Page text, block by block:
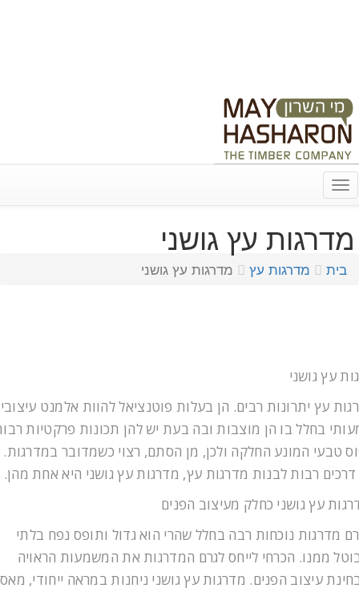
Toggle
navigation
מדרגות עץ גושני
בית מדרגות עץ מדרגות עץ גושני
עץ גושני
עץ יתרונות רבים. הן בעלות פוטנציאל להוות אלמנט עיצובי
בחלל בו הן מוצבות ובה בעת יש להן תכונות פרקטיות
טבעי המונע החלקה ולכן, מן הסתם, רצוי כשמדובר במדרגות.
דרכים רבות לבנות מדרגות עץ, מדרגות עץ גושני היא אחת מהן.
עץ גושני כחלק מעיצוב הפנים
מדרגות נוכחות רבה בחלל שהרי הוא גדול ותופס נפח בלתי
ממנו. הכרחי לייחס לגרם המדרגות את המשמעות הראויה
עיצוב הפנים. מדרגות עץ גושני ניחנות במראה ייחודי,